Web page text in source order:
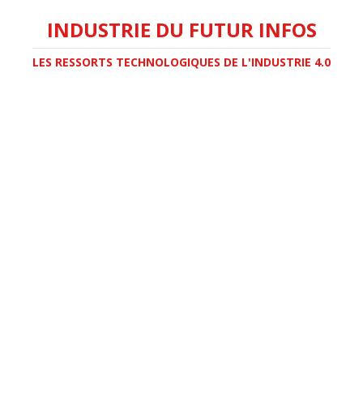
INDUSTRIE DU FUTUR INFOS
LES RESSORTS TECHNOLOGIQUES DE L'INDUSTRIE 4.0